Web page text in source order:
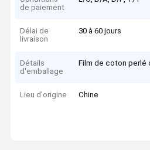
de paiement
Délai de
livraison
30 à 60 jours
Détails
d'emballage
Film de coton perlé
Lieu d'origine Chine